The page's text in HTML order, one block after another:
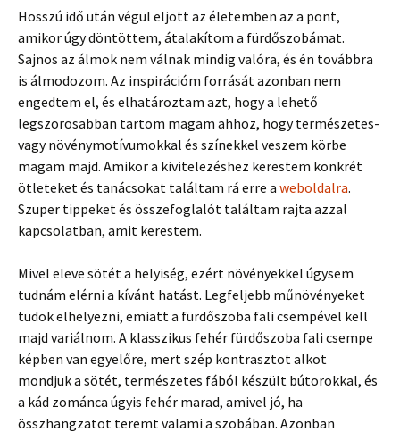
Hosszú idő után végül eljött az életemben az a pont,
amikor úgy döntöttem, átalakítom a fürdőszobámat.
Sajnos az álmok nem válnak mindig valóra, és én továbbra
is álmodozom. Az inspirációm forrását azonban nem
engedtem el, és elhatároztam azt, hogy a lehető
legszorosabban tartom magam ahhoz, hogy természetes-
vagy növénymotívumokkal és színekkel veszem körbe
magam majd. Amikor a kivitelezéshez kerestem konkrét
ötleteket és tanácsokat találtam rá erre a weboldalra.
Szuper tippeket és összefoglalót találtam rajta azzal
kapcsolatban, amit kerestem.
Mivel eleve sötét a helyiség, ezért növényekkel úgysem
tudnám elérni a kívánt hatást. Legfeljebb műnövényeket
tudok elhelyezni, emiatt a fürdőszoba fali csempével kell
majd variálnom. A klasszikus fehér fürdőszoba fali csempe
képben van egyelőre, mert szép kontrasztot alkot
mondjuk a sötét, természetes fából készült bútorokkal, és
a kád zománca úgyis fehér marad, amivel jó, ha
összhangzatot teremt valami a szobában. Azonban